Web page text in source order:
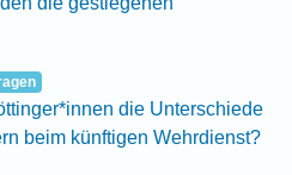
die Unterschiede
beim künftigen Wehrdienst?